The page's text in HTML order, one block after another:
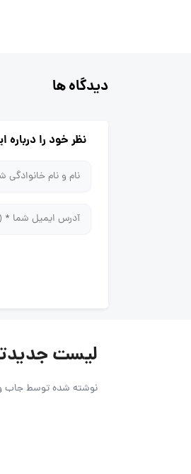
دیدگاه ها
نظر خود را
لیست
نوشته شده توسطجاب